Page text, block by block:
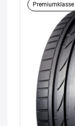
Premiumklasse